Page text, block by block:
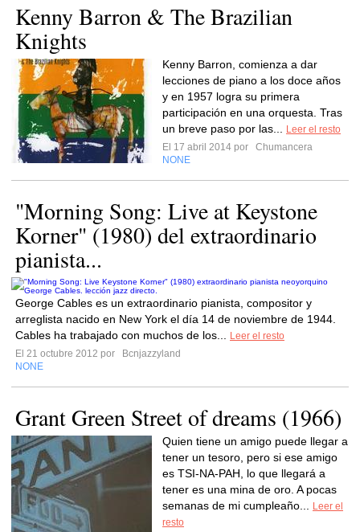
Kenny Barron & The Brazilian
Knights
Kenny Barron, comienza a dar
lecciones de piano a los doce años
y en 1957 logra su primera
participación en una orquesta. Tras
un breve paso por las...
Leer el resto
El 17 abril 2014 por
Chumancera
NONE
"Morning Song: Live at Keystone
Korner" (1980) del extraordinario
pianista...
George Cables es un extraordinario pianista, compositor y
arreglista nacido en New York el día 14 de noviembre de 1944.
Cables ha trabajado con muchos de los...
Leer el resto
El 21 octubre 2012 por
Bcnjazzyland
NONE
Grant Green Street of dreams (1966)
Quien tiene un amigo puede llegar a
tener un tesoro, pero si ese amigo
es TSI-NA-PAH, lo que llegará a
tener es una mina de oro. A pocas
semanas de mi cumpleaño...
Leer el
resto